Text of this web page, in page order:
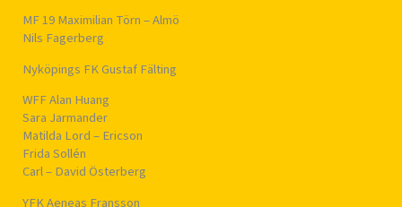
MF 19 Maximilian Törn – Almö
Nils Fagerberg
Nyköpings FK Gustaf Fälting
WFF Alan Huang
Sara Jarmander
Matilda Lord – Ericson
Frida Sollén
Carl – David Österberg
YFK Aeneas Fransson